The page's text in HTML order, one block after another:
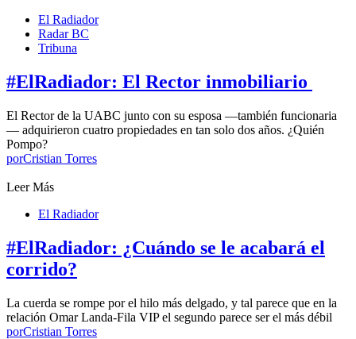
El Radiador
Radar BC
Tribuna
#ElRadiador: El Rector inmobiliario
El Rector de la UABC junto con su esposa —también funcionaria
— adquirieron cuatro propiedades en tan solo dos años. ¿Quién
Pompo?
porCristian Torres
Leer Más
El Radiador
#ElRadiador: ¿Cuándo se le acabará el
corrido?
La cuerda se rompe por el hilo más delgado, y tal parece que en la
relación Omar Landa-Fila VIP el segundo parece ser el más débil
porCristian Torres